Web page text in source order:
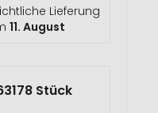
Lieferung
11. August
Stück